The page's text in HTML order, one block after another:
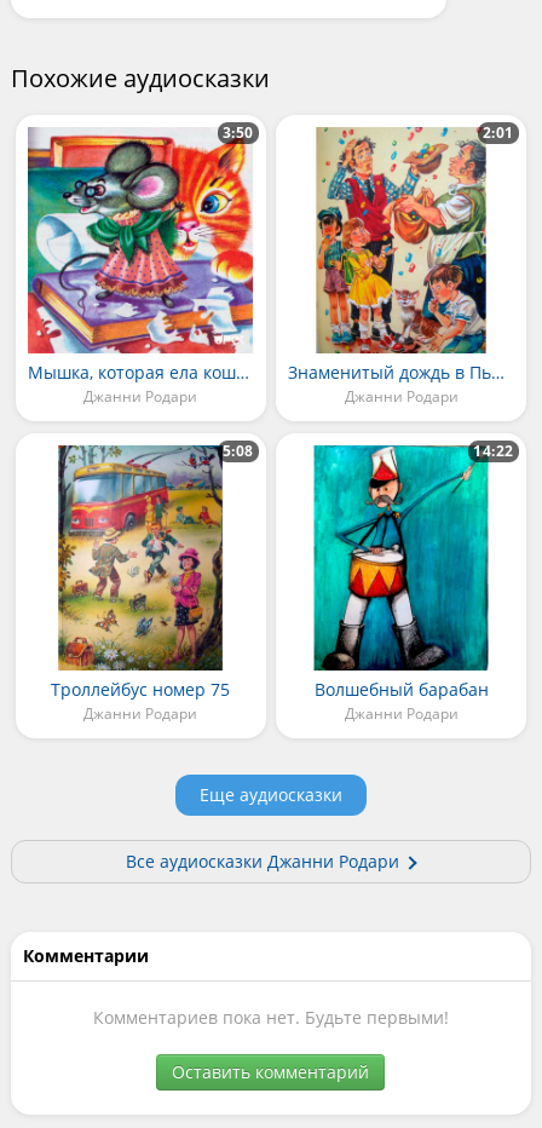
Похожие аудиосказки
Мышка, которая ела кошек
Джанни Родари
3:50
Знаменитый дождь в Пьомбино
Джанни Родари
2:01
Троллейбус номер 75
Джанни Родари
5:08
Волшебный барабан
Джанни Родари
14:22
Еще аудиосказки
Все аудиосказки Джанни Родари
Комментарии
Комментариев пока нет. Будьте первыми!
Оставить комментарий